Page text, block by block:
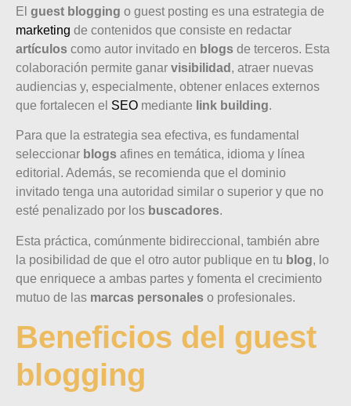
El guest blogging o guest posting es una estrategia de
marketing de contenidos que consiste en redactar
artículos como autor invitado en blogs de terceros. Esta
colaboración permite ganar visibilidad , atraer nuevas
audiencias y, especialmente, obtener enlaces externos
que fortalecen el SEO mediante link building.
Para que la estrategia sea efectiva, es fundamental
seleccionar blogs afines en temática, idioma y línea
editorial. Además, se recomienda que el dominio
invitado tenga una autoridad similar o superior y que no
esté penalizado por los buscadores.
Esta práctica, comúnmente bidireccional, también abre
la posibilidad de que el otro autor publique en tu blog, lo
que enriquece a ambas partes y fomenta el crecimiento
mutuo de las marcas personales o profesionales.
Beneficios del guest
blogging